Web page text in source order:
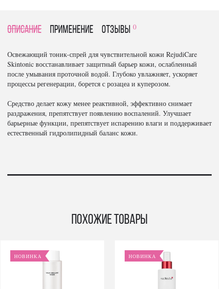
Описание Применение отзывы 0
Освежающий тоник-спрей для чувствительной кожи RejudiCare
Skintonic восстанавливает защитный барьер кожи, ослабленный
после умывания проточной водой. Глубоко увлажняет, ускоряет
процессы регенерации, борется с розацеа и куперозом.
Средство делает кожу менее реактивной, эффективно снимает
раздражения, препятствует появлению воспалений. Улучшает
барьерные функции, препятствует испарению влаги и поддерживает
естественный гидролипидный баланс кожи.
Похожие товары
НОВИНКА НОВИНКА